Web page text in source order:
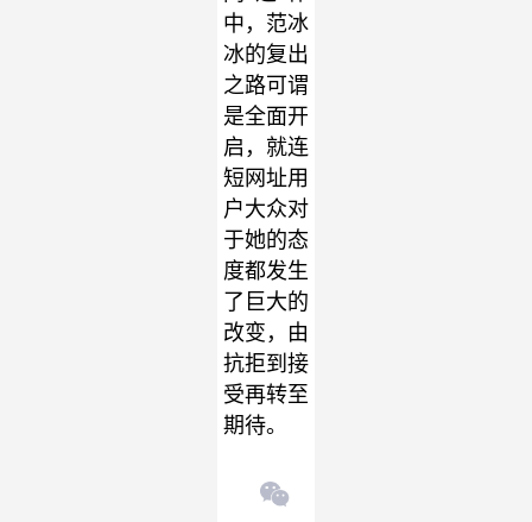
中，范冰
冰的复出
之路可谓
是全面开
启，就连
短网址用
户大众对
于她的态
度都发生
了巨大的
改变，由
抗拒到接
受再转至
期待。